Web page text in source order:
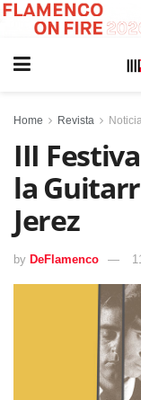
Home Revista
III
la
Jerez
by DeFlamenco